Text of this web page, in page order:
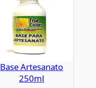
Base Artesanato
250ml